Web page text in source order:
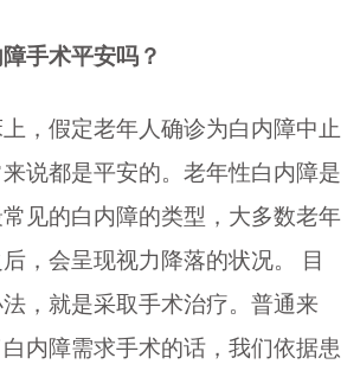
手术平安吗？
，假定老年人确诊为白内障中止
说都是平安的。老年性白内障是
见的白内障的类型，大多数老年
，会呈现视力降落的状况。 目
，就是采取手术治疗。普通来
内障需求手术的话，我们依据患